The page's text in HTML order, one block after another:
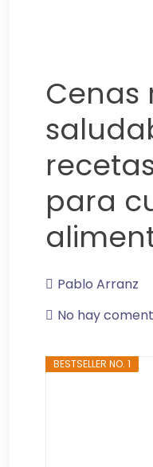
Cenas
para
Pablo Arranz
No hay
BESTSELLER NO. 1